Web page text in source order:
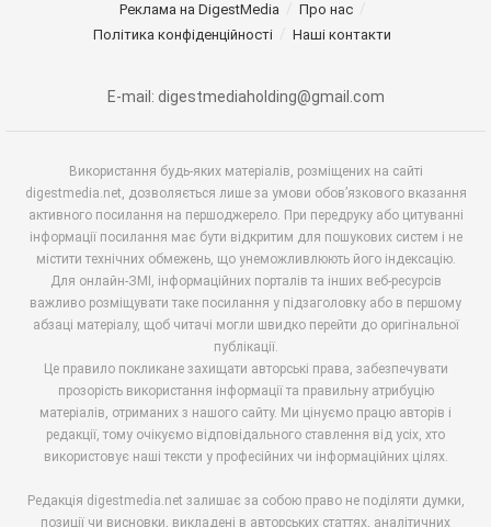
Реклама на DigestMedia
Про нас
Політика конфіденційності
Наші контакти
E-mail: digestmediaholding@gmail.com
Використання будь-яких матеріалів, розміщених на сайті
digestmedia.net, дозволяється лише за умови обов’язкового вказання
активного посилання на першоджерело. При передруку або цитуванні
інформації посилання має бути відкритим для пошукових систем і не
містити технічних обмежень, що унеможливлюють його індексацію.
Для онлайн-ЗМІ, інформаційних порталів та інших веб-ресурсів
важливо розміщувати таке посилання у підзаголовку або в першому
абзаці матеріалу, щоб читачі могли швидко перейти до оригінальної
публікації.
Це правило покликане захищати авторські права, забезпечувати
прозорість використання інформації та правильну атрибуцію
матеріалів, отриманих з нашого сайту. Ми цінуємо працю авторів і
редакції, тому очікуємо відповідального ставлення від усіх, хто
використовує наші тексти у професійних чи інформаційних цілях.
Редакція digestmedia.net залишає за собою право не поділяти думки,
позиції чи висновки, викладені в авторських статтях, аналітичних